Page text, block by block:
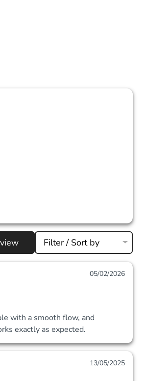
Filter / Sort by
05/02/2026
with a smooth flow, and
exactly as expected.
13/05/2025